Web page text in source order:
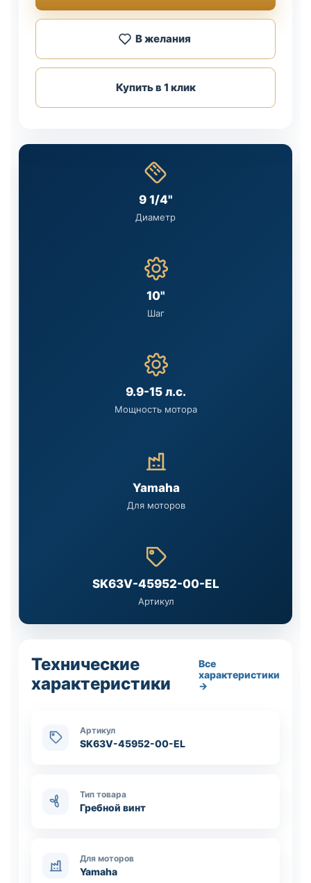
В желания
Купить в 1 клик
9 1/4"
Диаметр
10"
Шаг
9.9-15 л.с.
Мощность мотора
Yamaha
Для моторов
SK63V-45952-00-EL
Артикул
Технические
характеристики
Все
характеристики
→
Артикул
SK63V-45952-00-EL
Тип товара
Гребной винт
Для моторов
Yamaha